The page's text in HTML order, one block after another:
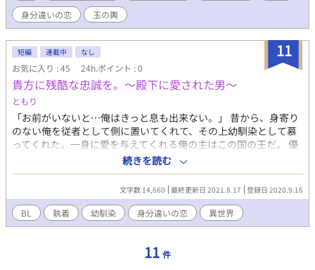
身分違いの恋
玉の輿
11
短編 連載中 なし
お気に入り : 45 24h.ポイント : 0
貴方に残酷な忠誠を。〜殿下に愛された男〜
ともり
「お前がいないと…俺はきっと息も出来ない。」 昔から、身寄り
のない俺を従者として側に置いてくれて、その上幼馴染として慕
ってくれた。一身に愛を与えてくれる俺の主はこの国の王だ。 優
しい優しい俺の神様。この先明るい未来の中で幸せになってほし
いのに… 「ずっと…想ってるよ、これからも」 貴方に誓った忠誠
は永遠に…。 一国の王子×幼馴染従者の身分違いBL。
続きを読む
文字数 14,660 最終更新日 2021.8.17 登録日 2020.9.16
BL 執着 幼馴染 身分違いの恋 異世界
11 件